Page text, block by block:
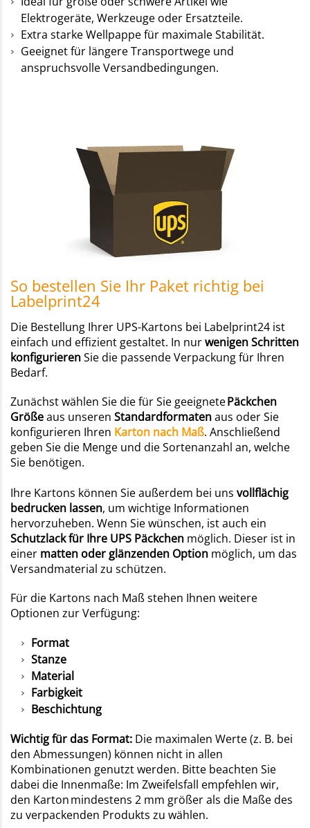
Elektrogeräte, Werkzeuge oder Ersatzteile.
Extra starke Wellpappe für maximale Stabilität.
Geeignet für längere Transportwege und
anspruchsvolle Versandbedingungen.
So bestellen Sie Ihr Paket richtig bei
Labelprint24
Die Bestellung Ihrer UPS-Kartons bei Labelprint24 ist
einfach und effizient gestaltet. In nurwenigen Schritten
konfigurierenSie die passende Verpackung für Ihren
Bedarf.
Zunächst wählen Sie die für Sie geeignetePäckchen
Größeaus unseren Standardformatenaus oder Sie
konfigurieren Ihren Karton nach Maß. Anschließend
geben Sie die Menge und die Sortenanzahl an, welche
Sie benötigen.
Ihre Kartons können Sie außerdem bei uns vollflächig
bedrucken lassen, um wichtige Informationen
hervorzuheben. Wenn Sie wünschen, ist auch ein
Schutzlack für Ihre UPS Päckchen möglich. Dieser ist in
einer matten oder glänzenden Option möglich, um das
Versandmaterial zu schützen.
Für die Kartons nach Maß stehen Ihnen weitere
Optionen zur Verfügung:
Format
Stanze
Material
Farbigkeit
Beschichtung
Wichtig für das Format: Die maximalen Werte (z. B. bei
den Abmessungen) können nicht in allen
Kombinationen genutzt werden. Bitte beachten Sie
dabei die Innenmaße: Im Zweifelsfall empfehlen wir,
den Karton mindestens 2 mm größer als die Maße des
zu verpackenden Produkts zu wählen.